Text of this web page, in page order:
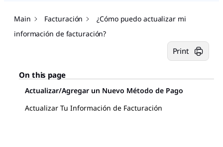
Main Facturación
¿Cómo puedo actualizar mi
información de facturación?
Print
On this page
Actualizar/Agregar un Nuevo Método de Pago
Actualizar Tu Información de Facturación